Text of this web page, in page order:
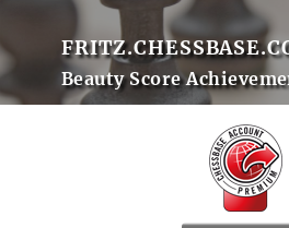
Beauty Score